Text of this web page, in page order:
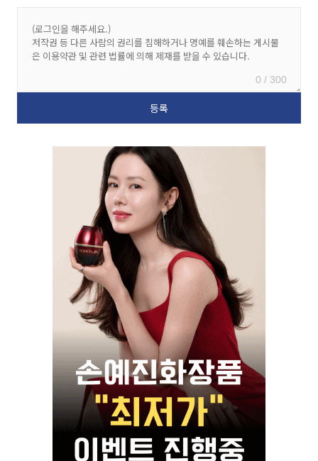
0 / 300